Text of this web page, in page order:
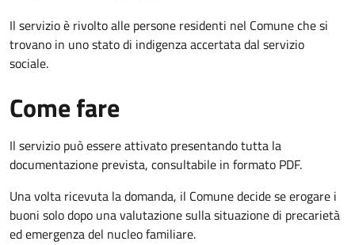
Il servizio è rivolto alle persone residenti nel Comune che si
trovano in uno stato di indigenza accertata dal servizio
sociale.
Come fare
Il servizio può essere attivato presentando tutta la
documentazione prevista, consultabile in formato PDF.
Una volta ricevuta la domanda, il Comune decide se erogare i
buoni solo dopo una valutazione sulla situazione di precarietà
ed emergenza del nucleo familiare.